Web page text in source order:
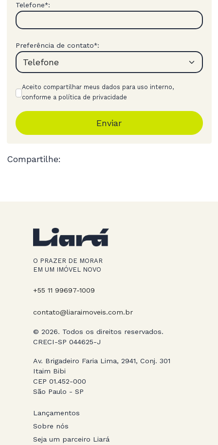
Telefone*:
Preferência de contato*:
Aceito compartilhar meus dados para uso interno,
conforme a política de privacidade
Enviar
Compartilhe:
O PRAZER DE MORAR
EM UM IMÓVEL NOVO
+55 11 99697-1009
contato@liaraimoveis.com.br
© 2026. Todos os direitos reservados.
CRECI-SP 044625-J
Av. Brigadeiro Faria Lima, 2941, Conj. 301
Itaim Bibi
CEP 01.452-000
São Paulo - SP
Lançamentos
Sobre nós
Seja um parceiro Liará